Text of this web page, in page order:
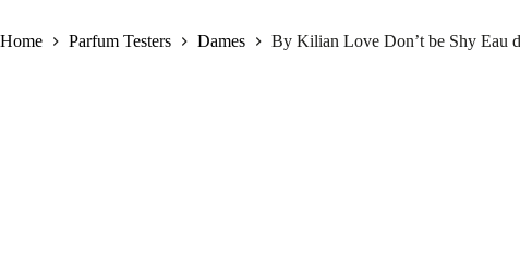
Home Parfum Testers Dames By Kilian Love Don’t be Shy Eau